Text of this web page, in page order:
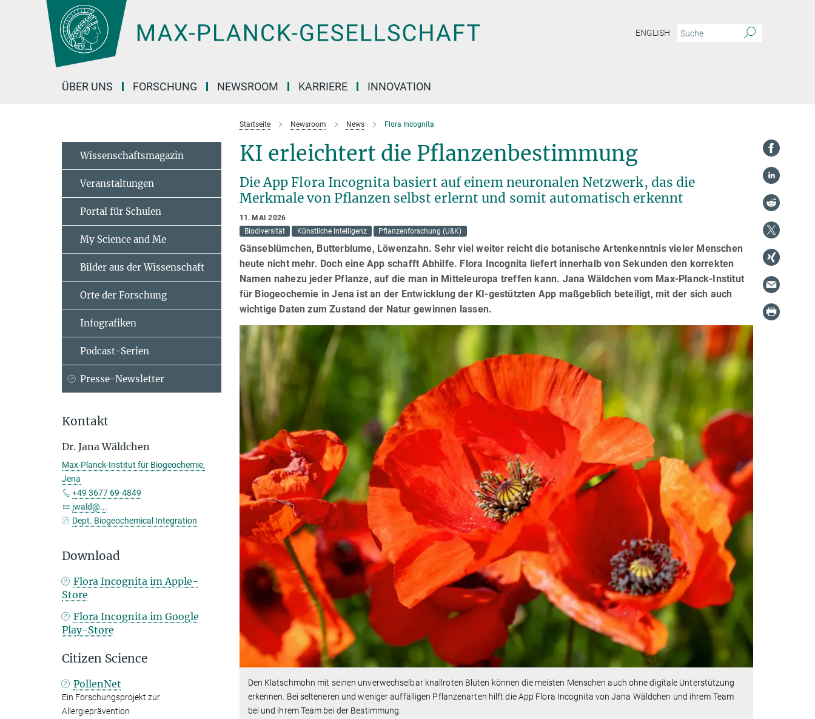
Hauptinhalt
ENGLISH
ÜBER UNS FORSCHUNG NEWSROOM KARRIERE INNOVATION
Startseite Newsroom News Flora Incognita
KI erleichtert die Pflanzenbestimmung
Die App Flora Incognita basiert auf einem neuronalen Netzwerk, das die
Merkmale von Pflanzen selbst erlernt und somit automatisch erkennt
11. MAI 2026
Biodiversität
Künstliche Intelligenz Pflanzenforschung (U&K)
Gänseblümchen, Butterblume, Löwenzahn. Sehr viel weiter reicht die botanische Artenkenntnis vieler Menschen
heute nicht mehr. Doch eine App schafft Abhilfe. Flora Incognita liefert innerhalb von Sekunden den korrekten
Namen nahezu jeder Pflanze, auf die man in Mitteleuropa treffen kann. Jana Wäldchen vom Max-Planck-Institut
für Biogeochemie in Jena ist an der Entwicklung der KI-gestützten App maßgeblich beteiligt, mit der sich auch
wichtige Daten zum Zustand der Natur gewinnen lassen.
Den Klatschmohn mit seinen unverwechselbar knallroten Blüten können die meisten Menschen auch ohne digitale Unterstützung
erkennen. Bei selteneren und weniger auffälligen Pflanzenarten hilft die App Flora Incognita von Jana Wäldchen und ihrem Team
bei und ihrem Team bei der Bestimmung.
Wissenschaftsmagazin
Veranstaltungen
Portal für Schulen
My Science and Me
Bilder aus der Wissenschaft
Orte der Forschung
Infografiken
Podcast-Serien
Presse-Newsletter
Kontakt
Dr. Jana Wäldchen
Max-Planck-Institut für Biogeochemie,
Jena
+49 3677 69-4849
jwald@...
Dept. Biogeochemical Integration
Download
Flora Incognita im Apple-
Store
Flora Incognita im Google
Play-Store
Citizen Science
PollenNet
Ein Forschungsprojekt zur
Allergieprävention